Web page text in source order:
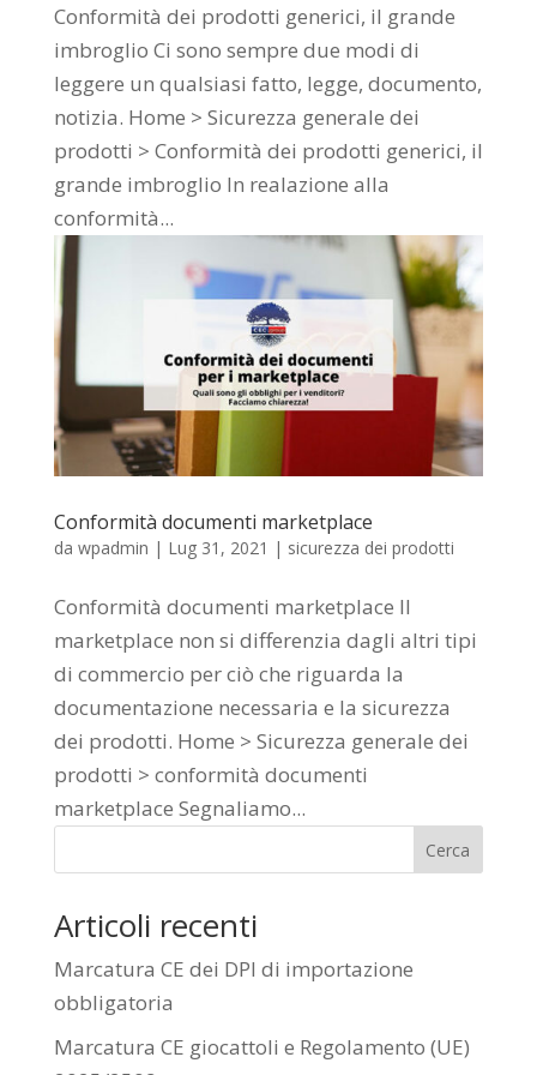
Conformità dei prodotti generici, il grande
imbroglio Ci sono sempre due modi di
leggere un qualsiasi fatto, legge, documento,
notizia. Home > Sicurezza generale dei
prodotti > Conformità dei prodotti generici, il
grande imbroglio In realazione alla
conformità...
Conformità documenti marketplace
da wpadmin | Lug 31, 2021 | sicurezza dei prodotti
Conformità documenti marketplace Il
marketplace non si differenzia dagli altri tipi
di commercio per ciò che riguarda la
documentazione necessaria e la sicurezza
dei prodotti. Home > Sicurezza generale dei
prodotti > conformità documenti
marketplace Segnaliamo...
Cerca
Articoli recenti
Marcatura CE dei DPI di importazione
obbligatoria
Marcatura CE giocattoli e Regolamento (UE)